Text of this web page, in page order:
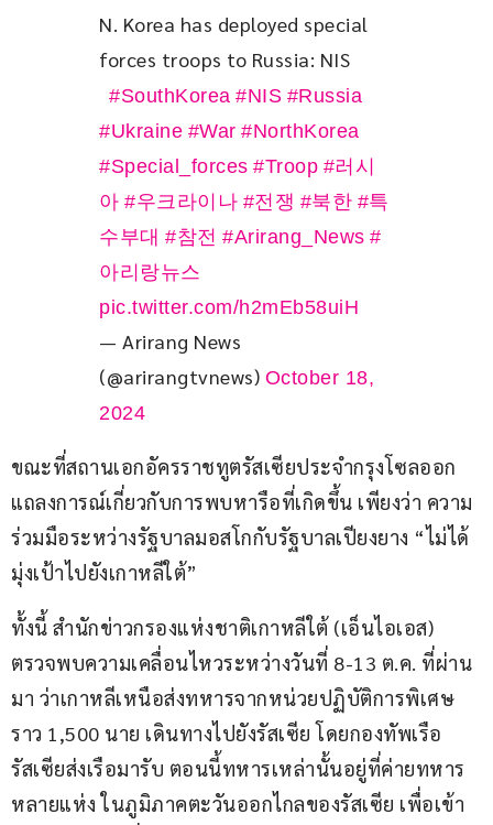
N. Korea has deployed special
forces troops to Russia: NIS
#SouthKorea #NIS #Russia
#Ukraine #War #NorthKorea
#Special_forces #Troop #러시
아 #우크라이나 #전쟁 #북한 #특
수부대 #참전 #Arirang_News #
아리랑뉴스
pic.twitter.com/h2mEb58uiH
— Arirang News
(@arirangtvnews) October 18,
2024
ขณะที่สถานเอกอัครราชทูตรัสเซียประจำกรุงโซลออก
แถลงการณ์เกี่ยวกับการพบหารือที่เกิดขึ้น เพียงว่า ความ
ร่วมมือระหว่างรัฐบาลมอสโกกับรัฐบาลเปียงยาง “ไม่ได้
มุ่งเป้าไปยังเกาหลีใต้”
ทั้งนี้ สำนักข่าวกรองแห่งชาติเกาหลีใต้ (เอ็นไอเอส)
ตรวจพบความเคลื่อนไหวระหว่างวันที่ 8-13 ต.ค. ที่ผ่าน
มา ว่าเกาหลีเหนือส่งทหารจากหน่วยปฏิบัติการพิเศษ
ราว 1,500 นาย เดินทางไปยังรัสเซีย โดยกองทัพเรือ
รัสเซียส่งเรือมารับ ตอนนี้ทหารเหล่านั้นอยู่ที่ค่ายทหาร
หลายแห่ง ในภูมิภาคตะวันออกไกลของรัสเซีย เพื่อเข้า